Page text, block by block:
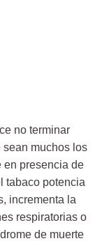
no terminar
muchos los
en presencia de
tabaco potencia
, incrementa la
respiratorias o
de muerte